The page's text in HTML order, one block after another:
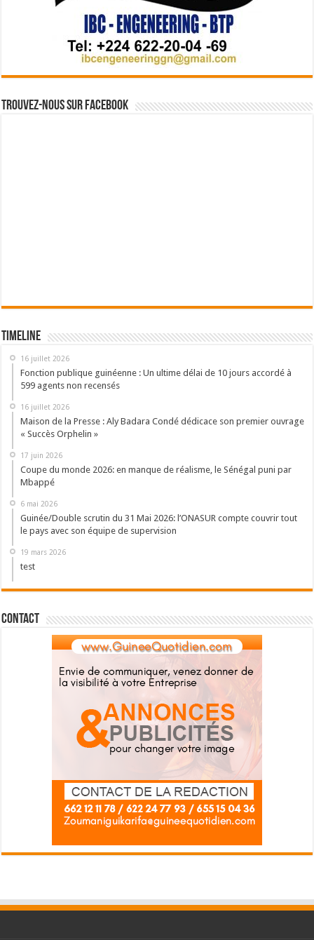
Trouvez-nous sur Facebook
Timeline
16 juillet 2026
Fonction publique guinéenne : Un ultime délai de 10 jours accordé à
599 agents non recensés
16 juillet 2026
Maison de la Presse : Aly Badara Condé dédicace son premier ouvrage
« Succès Orphelin »
17 juin 2026
Coupe du monde 2026: en manque de réalisme, le Sénégal puni par
Mbappé
6 mai 2026
Guinée/Double scrutin du 31 Mai 2026: l’ONASUR compte couvrir tout
le pays avec son équipe de supervision
19 mars 2026
test
Contact